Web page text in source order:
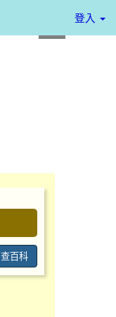
登入
查百科